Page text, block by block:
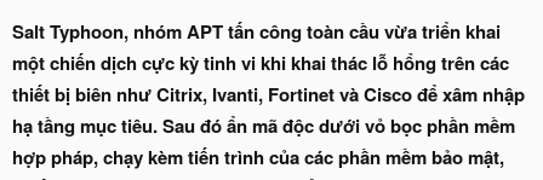
Salt Typhoon, nhóm APT tấn công toàn cầu vừa triển khai
một chiến dịch cực kỳ tinh vi khi khai thác lỗ hổng trên các
thiết bị biên như Citrix, Ivanti, Fortinet và Cisco để xâm nhập
hạ tầng mục tiêu. Sau đó ẩn mã độc dưới vỏ bọc phần mềm
hợp pháp, chạy kèm tiến trình của các phần mềm bảo mật,